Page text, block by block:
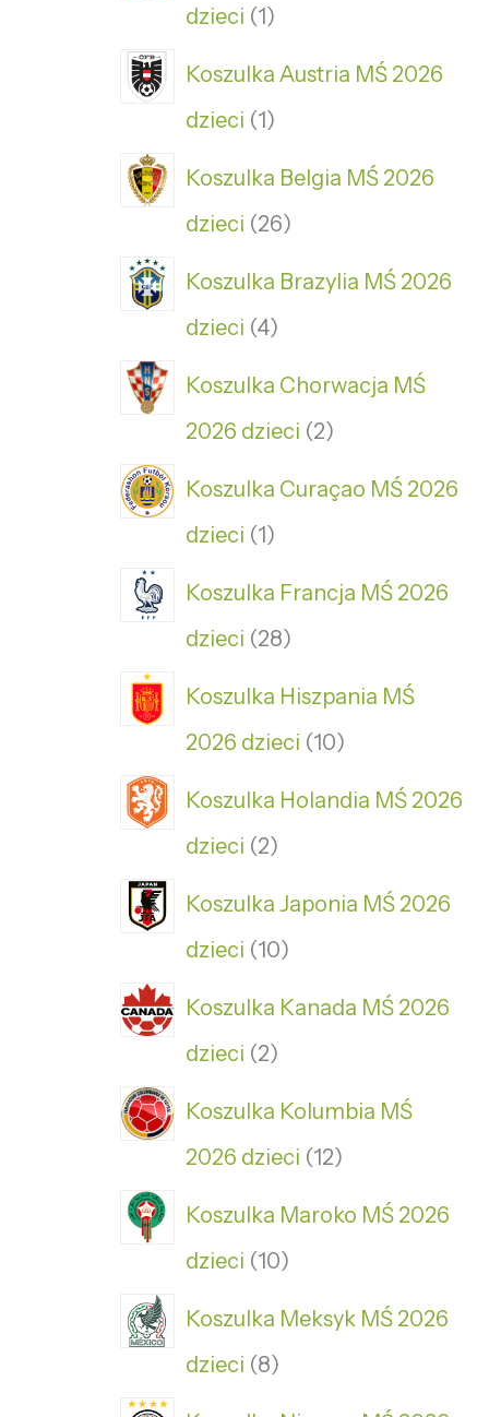
dzieci 1
Koszulka Austria MŚ 2026
dzieci 1
Koszulka Belgia MŚ 2026
dzieci 26
Koszulka Brazylia MŚ 2026
dzieci 4
Koszulka Chorwacja MŚ
2026 dzieci 2
Koszulka Curaçao MŚ 2026
dzieci 1
Koszulka Francja MŚ 2026
dzieci 28
Koszulka Hiszpania MŚ
2026 dzieci 10
Koszulka Holandia MŚ 2026
dzieci 2
Koszulka Japonia MŚ 2026
dzieci 10
Koszulka Kanada MŚ 2026
dzieci 2
Koszulka Kolumbia MŚ
2026 dzieci 12
Koszulka Maroko MŚ 2026
dzieci 10
Koszulka Meksyk MŚ 2026
dzieci 8